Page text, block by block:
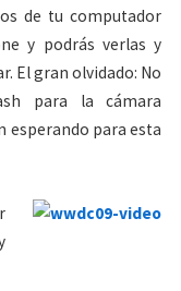
de tu computador
y podrás verlas y
El gran olvidado: No
para la cámara
esperando para esta